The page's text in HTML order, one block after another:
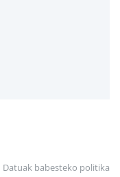
Datuak babesteko politika